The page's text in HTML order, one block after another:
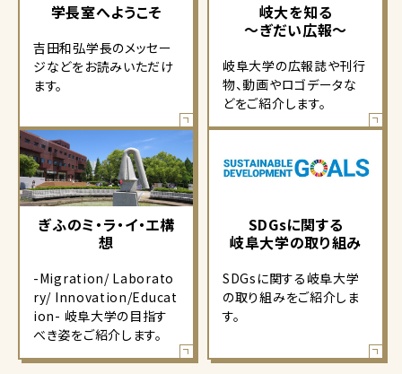
学長室へようこそ
吉田和弘学長のメッセー
ジなどをお読みいただけ
ます。
岐大を知る
～ぎだい広報～
岐阜大学の広報誌や刊行
物、動画やロゴデータな
どをご紹介します。
ぎふのミ・ラ・イ・エ構
想
-Migration/ Laborato
ry/ Innovation/Educat
ion- 岐阜大学の目指す
べき姿をご紹介します。
SDGsに関する
岐阜大学の取り組み
SDGsに関する岐阜大学
の取り組みをご紹介しま
す。